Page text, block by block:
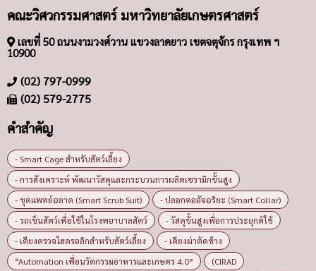
คณะวิศวกรรมศาสตร์ มหาวิทยาลัยเกษตรศาสตร์
เลขที่ 50 ถนนงามวงศ์วาน แขวงลาดยาว เขตจตุจักร กรุงเทพ ฯ
10900
(02) 797-0999
(02) 579-2775
คำสำคัญ
- Smart Cage สำหรับสัตว์เลี้ยง
- การสังเคราะห์ พัฒนาวัสดุและกระบวนการผลิตเซรามิกขั้นสูง
- ชุดแพทย์ฉลาด (Smart Scrub Suit)
- ปลอกคออัจฉริยะ (Smart Collar)
- รถเข็นสัตว์เพื่อใช้ในโรงพยาบาลสัตว์
- วัสดุขั้นสูงเพื่อการประยุกต์ใช้
- เตียงตรวจไฮดรอลิกสำหรับสัตว์เลี้ยง
- เตียงผ่าตัดช้าง
“Automation เพื่อนวัตกรรมอาหารและเกษตร 4.0”
(CIRAD